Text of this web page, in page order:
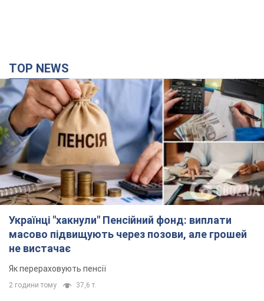
масово підвищують через позови, але грошей
не вистачає
Як перераховують пенсії
2 години тому 37,6 т.
Під атакою був НПЗ: у російському Ярославлі
прогриміла серія вибухів. Фото і відео
У промисловій зоні зафіксовано кілька осередків пожежі
2 години тому 2,6 т.
ЗСУ відмінусували ще 1330 окупантів та збили
понад 1800 російських БПЛА – Генштаб
Чисельність путінської армії скорочується
2 години тому